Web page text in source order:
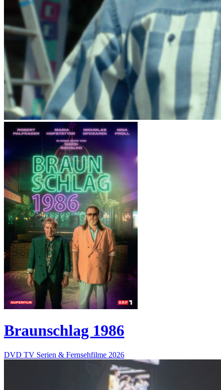
Braunschlag 1986
DVD TV Serien & Fernsehfilme 2026